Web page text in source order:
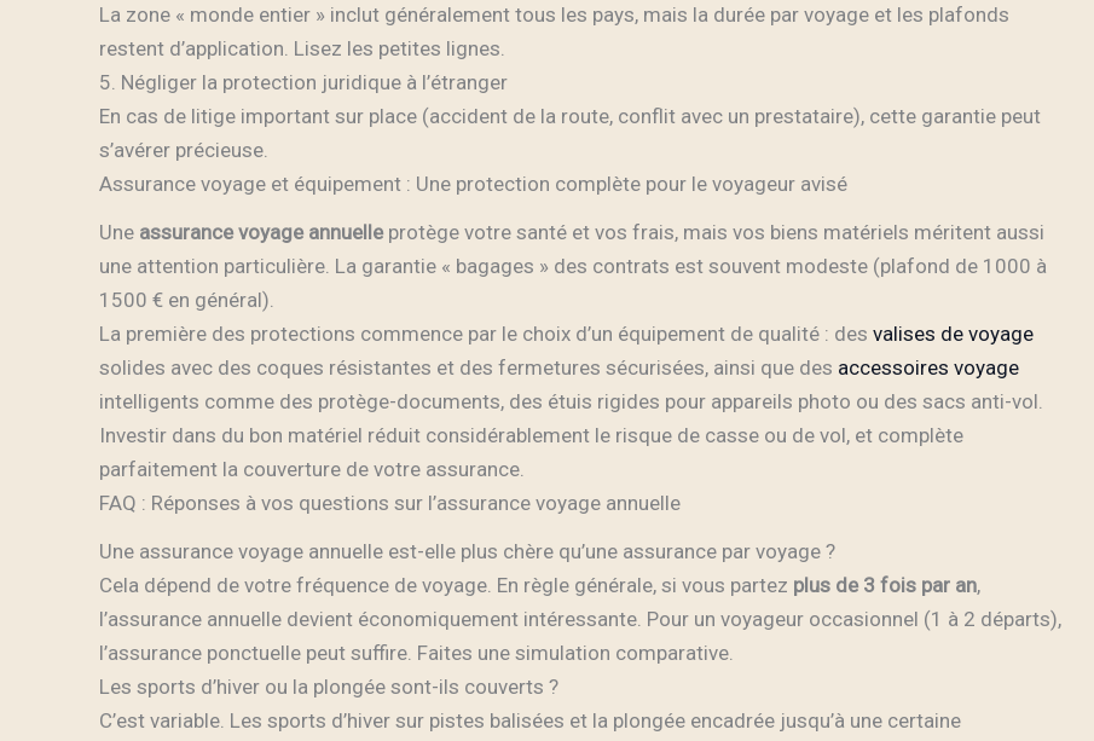
La zone « monde entier » inclut généralement tous les pays, mais la durée par voyage et les plafonds
restent d’application. Lisez les petites lignes.
5. Négliger la protection juridique à l’étranger
En cas de litige important sur place (accident de la route, conflit avec un prestataire), cette garantie peut
s’avérer précieuse.
Assurance voyage et équipement : Une protection complète pour le voyageur avisé
Une assurance voyage annuelleprotège votre santé et vos frais, mais vos biens matériels méritent aussi
une attention particulière. La garantie « bagages » des contrats est souvent modeste (plafond de 1000 à
1500 € en général).
La première des protections commence par le choix d’un équipement de qualité : des valises de voyage
solides avec des coques résistantes et des fermetures sécurisées, ainsi que des accessoires voyage
intelligents comme des protège-documents, des étuis rigides pour appareils photo ou des sacs anti-vol.
Investir dans du bon matériel réduit considérablement le risque de casse ou de vol, et complète
parfaitement la couverture de votre assurance.
FAQ : Réponses à vos questions sur l’assurance voyage annuelle
Une assurance voyage annuelle est-elle plus chère qu’une assurance par voyage ?
Cela dépend de votre fréquence de voyage. En règle générale, si vous partez plus de 3 fois par an,
l’assurance annuelle devient économiquement intéressante. Pour un voyageur occasionnel (1 à 2 départs),
l’assurance ponctuelle peut suffire. Faites une simulation comparative.
Les sports d’hiver ou la plongée sont-ils couverts ?
C’est variable. Les sports d’hiver sur pistes balisées et la plongée encadrée jusqu’à une certaine